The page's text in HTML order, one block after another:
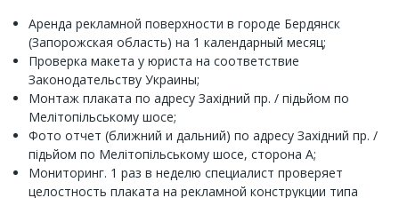
Аренда рекламной поверхности в городе Бердянск
(Запорожская область) на 1 календарный месяц;
Проверка макета у юриста на соответствие
Законодательству Украины;
Монтаж плаката по адресу Західний пр. / підьйом по
Мелітопільському шосе;
Фото отчет (ближний и дальний) по адресу Західний пр. /
підьйом по Мелітопільському шосе, сторона A;
Мониторинг. 1 раз в неделю специалист проверяет
целостность плаката на рекламной конструкции типа